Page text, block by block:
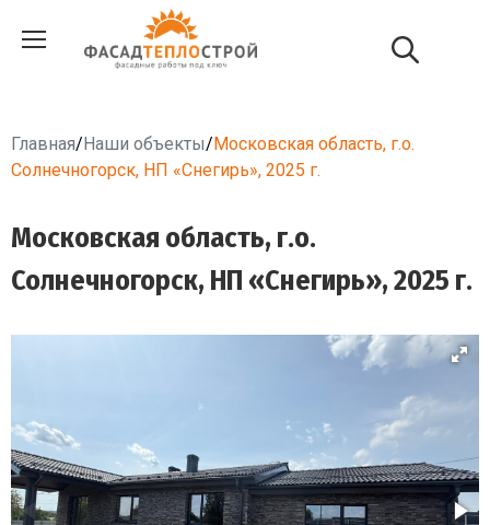
Главная/Наши объекты/Московская область, г.о.
Солнечногорск, НП «Снегирь», 2025 г.
Московская область, г.о.
Солнечногорск, НП «Снегирь», 2025 г.